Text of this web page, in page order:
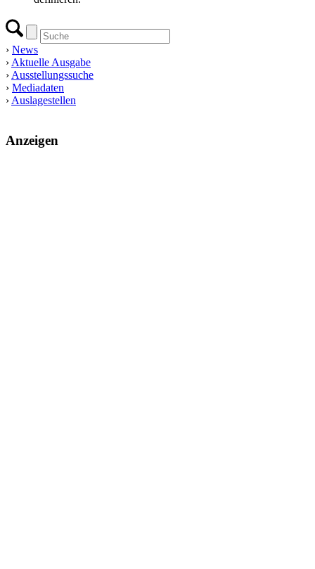
› News
› Aktuelle Ausgabe
› Ausstellungssuche
› Mediadaten
› Auslagestellen
Anzeigen